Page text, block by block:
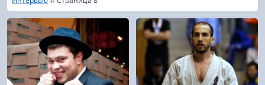
Шинкиокушинкай
Кекусин-кан
Кикбоксинг и K-1
Библиотека